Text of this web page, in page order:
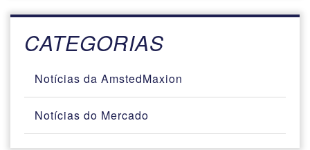
CATEGORIAS
Notícias da AmstedMaxion
Notícias do Mercado